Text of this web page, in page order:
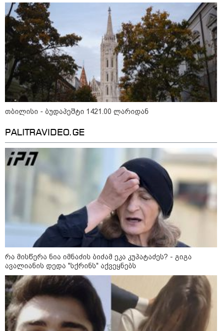
მნიშვნელოვანი ინფორმაცია
Hisense წარმოგიდგენთ გზავნილს "ინოვაციები
უკეთესი ცხოვრებისათვის" FIFA-ს 2026 წლის
მსოფლიო ჩემპიონატზე™
15:49 / 06-08-2026
თბილისი - ბუდაპეშტი 1421.00 ლარიდან
PALITRAVIDEO.GE
რა მისწერა ნია იმნაძის ბიძამ ეკა კუპატაძეს? - გიგა
ავალიანის დედა "სქრინს" აქვეყნებს